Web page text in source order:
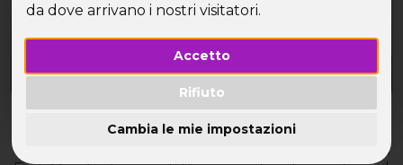
da dove arrivano i nostri visitatori.
Accetto
Rifiuto
Cambia le mie impostazioni
per single ad agosto
Offerta Viaggi Agosto: Offerte Viaggi, Last Minute,